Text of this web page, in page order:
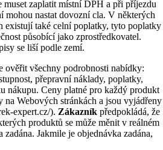
muset zaplatit místní DPH a při příjezdu
mohou nastat dovozní cla. V některých
existují také celní poplatky, tyto poplatky
působící jako zprostředkovatel.
se liší podle zemí.
ověřit všechny podrobnosti nabídky:
přepravní náklady, poplatky,
nákupu. Ceny platné pro každý produkt
na Webových stránkách a jsou vyjádřeny
expert.cz/). Zákazník předpokládá, že
produktů se může měnit v reálném
zadána. Jakmile je objednávka zadána,